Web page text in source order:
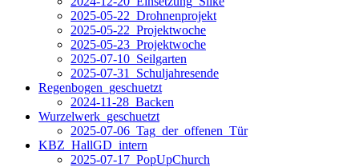
2025-05-22_Drohnenprojekt
2025-05-22_Projektwoche
2025-05-23_Projektwoche
2025-07-10_Seilgarten
2025-07-31_Schuljahresende
Regenbogen_geschuetzt
2024-11-28_Backen
Wurzelwerk_geschuetzt
2025-07-06_Tag_der_offenen_Tür
KBZ_HallGD_intern
2025-07-17_PopUpChurch